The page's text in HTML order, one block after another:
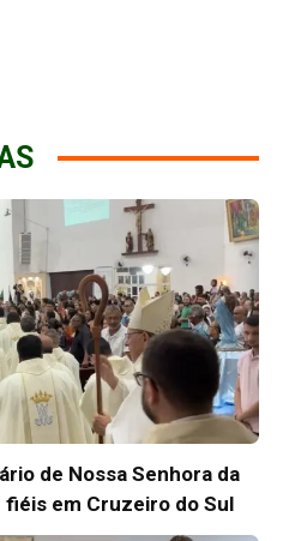
de Nossa Senhora da
em Cruzeiro do Sul